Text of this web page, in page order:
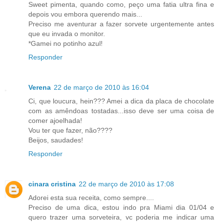
Sweet pimenta, quando como, peço uma fatia ultra fina e
depois vou embora querendo mais...
Preciso me aventurar a fazer sorvete urgentemente antes
que eu invada o monitor.
*Gamei no potinho azul!
Responder
Verena 22 de março de 2010 às 16:04
Ci, que loucura, hein??? Amei a dica da placa de chocolate
com as amêndoas tostadas...isso deve ser uma coisa de
comer ajoelhada!
Vou ter que fazer, não????
Beijos, saudades!
Responder
cinara cristina 22 de março de 2010 às 17:08
Adorei esta sua receita, como sempre....
Preciso de uma dica, estou indo pra Miami dia 01/04 e
quero trazer uma sorveteira, vc poderia me indicar uma